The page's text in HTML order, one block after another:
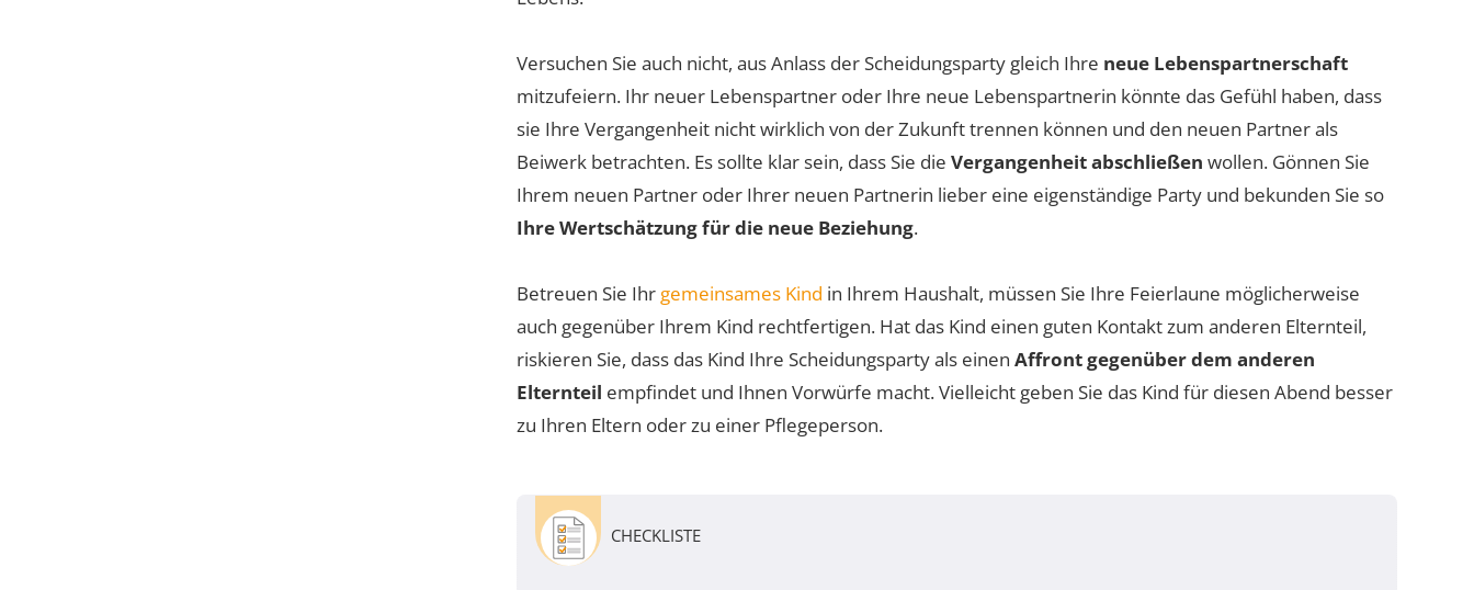
Versuchen Sie auch nicht, aus Anlass der Scheidungsparty gleich Ihre neue Lebenspartnerschaft
mitzufeiern. Ihr neuer Lebenspartner oder Ihre neue Lebenspartnerin könnte das Gefühl haben, dass
sie Ihre Vergangenheit nicht wirklich von der Zukunft trennen können und den neuen Partner als
Beiwerk betrachten. Es sollte klar sein, dass Sie dieVergangenheit abschließen wollen. Gönnen Sie
Ihrem neuen Partner oder Ihrer neuen Partnerin lieber eine eigenständige Party und bekunden Sie so
Ihre Wertschätzung für die neue Beziehung.
Betreuen Sie Ihr gemeinsames Kind in Ihrem Haushalt, müssen Sie Ihre Feierlaune möglicherweise
auch gegenüber Ihrem Kind rechtfertigen. Hat das Kind einen guten Kontakt zum anderen Elternteil,
riskieren Sie, dass das Kind Ihre Scheidungsparty als einenAffront gegenüber dem anderen
Elternteil empfindet und Ihnen Vorwürfe macht. Vielleicht geben Sie das Kind für diesen Abend besser
zu Ihren Eltern oder zu einer Pflegeperson.
CHECKLISTE